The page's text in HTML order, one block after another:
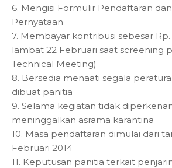
6. Mengisi Formulir Pendaftaran
Pernyataan
7. Membayar kontribusi sebesar
lambat 22 Februari saat screening
Technical Meeting)
8. Bersedia menaati segala
dibuat panitia
9. Selama kegiatan tidak
meninggalkan asrama karantina
10. Masa pendaftaran dimulai dari
Februari 2014
11. Keputusan panitia terkait